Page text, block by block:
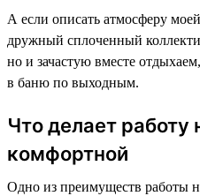
А если описать атмосферу
дружный сплоченный
но и зачастую вместе
в баню по выходным.
Что делает работу
комфортной
Одно из преимуществ работы